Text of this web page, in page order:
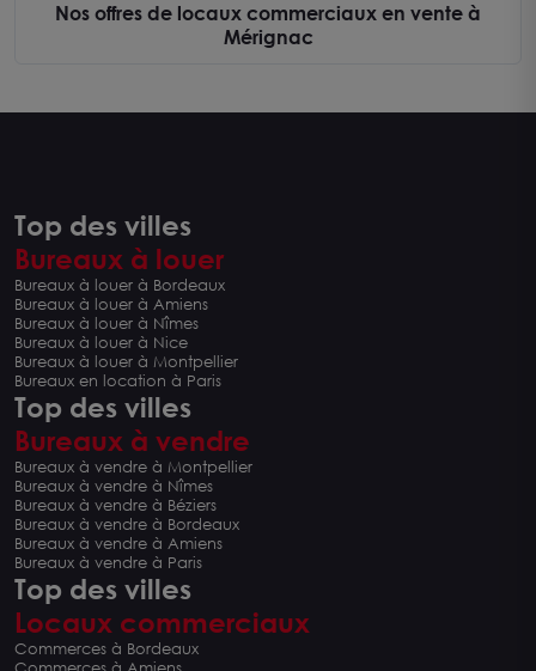
Nos offres de locaux commerciaux en vente à
Mérignac
Top des villes
Bureaux à louer
Bureaux à louer à Bordeaux
Bureaux à louer à Amiens
Bureaux à louer à Nîmes
Bureaux à louer à Nice
Bureaux à louer à Montpellier
Bureaux en location à Paris
Top des villes
Bureaux à vendre
Bureaux à vendre à Montpellier
Bureaux à vendre à Nîmes
Bureaux à vendre à Béziers
Bureaux à vendre à Bordeaux
Bureaux à vendre à Amiens
Bureaux à vendre à Paris
Top des villes
Locaux commerciaux
Commerces à Bordeaux